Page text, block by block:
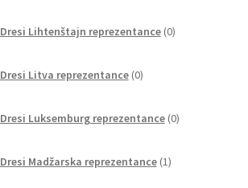
Dresi Lihtenštajn reprezentance 0izdelkov
Dresi Litva reprezentance 0izdelkov
Dresi Luksemburg reprezentance 0izdelkov
Dresi Madžarska reprezentance 1izdelek